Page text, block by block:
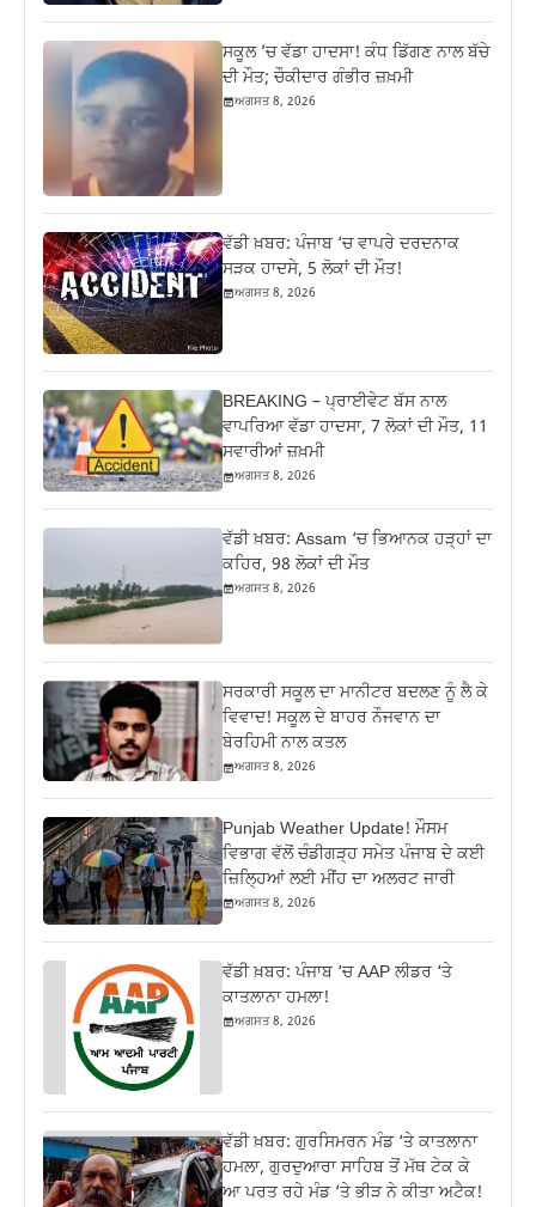
ਸਕੂਲ ’ਚ ਵੱਡਾ ਹਾਦਸਾ! ਕੰਧ ਡਿੱਗਣ ਨਾਲ ਬੱਚੇ
ਦੀ ਮੌਤ; ਚੌਕੀਦਾਰ ਗੰਭੀਰ ਜ਼ਖ਼ਮੀ
ਅਗਸਤ 8, 2026
ਵੱਡੀ ਖ਼ਬਰ: ਪੰਜਾਬ ‘ਚ ਵਾਪਰੇ ਦਰਦਨਾਕ
ਸੜਕ ਹਾਦਸੇ, 5 ਲੋਕਾਂ ਦੀ ਮੌਤ!
ਅਗਸਤ 8, 2026
BREAKING – ਪ੍ਰਾਈਵੇਟ ਬੱਸ ਨਾਲ
ਵਾਪਰਿਆ ਵੱਡਾ ਹਾਦਸਾ, 7 ਲੋਕਾਂ ਦੀ ਮੌਤ, 11
ਸਵਾਰੀਆਂ ਜ਼ਖ਼ਮੀ
ਅਗਸਤ 8, 2026
ਵੱਡੀ ਖ਼ਬਰ: Assam ‘ਚ ਭਿਆਨਕ ਹੜ੍ਹਾਂ ਦਾ
ਕਹਿਰ, 98 ਲੋਕਾਂ ਦੀ ਮੌਤ
ਅਗਸਤ 8, 2026
ਸਰਕਾਰੀ ਸਕੂਲ ਦਾ ਮਾਨੀਟਰ ਬਦਲਣ ਨੂੰ ਲੈ ਕੇ
ਵਿਵਾਦ! ਸਕੂਲ ਦੇ ਬਾਹਰ ਨੌਜਵਾਨ ਦਾ
ਬੇਰਹਿਮੀ ਨਾਲ ਕਤਲ
ਅਗਸਤ 8, 2026
Punjab Weather Update! ਮੌਸਮ
ਵਿਭਾਗ ਵੱਲੋਂ ਚੰਡੀਗੜ੍ਹ ਸਮੇਤ ਪੰਜਾਬ ਦੇ ਕਈ
ਜ਼ਿਲ੍ਹਿਆਂ ਲਈ ਮੀਂਹ ਦਾ ਅਲਰਟ ਜਾਰੀ
ਅਗਸਤ 8, 2026
ਵੱਡੀ ਖ਼ਬਰ: ਪੰਜਾਬ ‘ਚ AAP ਲੀਡਰ ‘ਤੇ
ਕਾਤਲਾਨਾ ਹਮਲਾ!
ਅਗਸਤ 8, 2026
ਵੱਡੀ ਖ਼ਬਰ: ਗੁਰਸਿਮਰਨ ਮੰਡ ‘ਤੇ ਕਾਤਲਾਨਾ
ਹਮਲਾ, ਗੁਰਦੁਆਰਾ ਸਾਹਿਬ ਤੋਂ ਮੱਥ ਟੇਕ ਕੇ
ਆ ਪਰਤ ਰਹੇ ਮੰਡ ‘ਤੇ ਭੀੜ ਨੇ ਕੀਤਾ ਅਟੈਕ!